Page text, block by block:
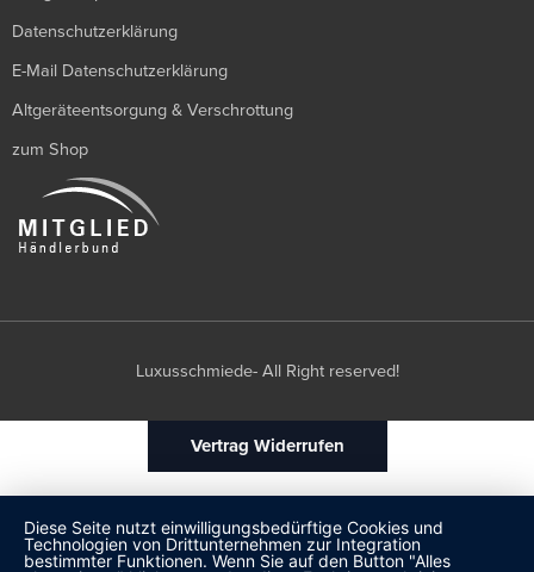
Datenschutzerklärung
E-Mail Datenschutzerklärung
Altgeräteentsorgung & Verschrottung
zum Shop
Luxusschmiede- All Right reserved!
Vertrag Widerrufen
Diese Seite nutzt einwilligungsbedürftige Cookies und
Technologien von Drittunternehmen zur Integration
bestimmter Funktionen. Wenn Sie auf den Button "Alles